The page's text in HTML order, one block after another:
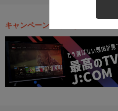
キャンペーン・お得な情報